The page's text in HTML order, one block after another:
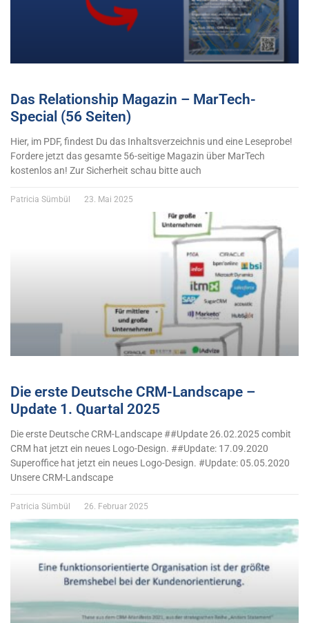
Das Relationship Magazin – MarTech-
Special (56 Seiten)
Hier, im PDF, findest Du das Inhaltsverzeichnis und eine Leseprobe!
Fordere jetzt das gesamte 56-seitige Magazin über MarTech
kostenlos an! Zur Sicherheit schau bitte auch
Patricia Sümbül 23. Mai 2025
Die erste Deutsche CRM-Landscape –
Update 1. Quartal 2025
Die erste Deutsche CRM-Landscape ##Update 26.02.2025 combit
CRM hat jetzt ein neues Logo-Design. ##Update: 17.09.2020
Superoffice hat jetzt ein neues Logo-Design. #Update: 05.05.2020
Unsere CRM-Landscape
Patricia Sümbül 26. Februar 2025